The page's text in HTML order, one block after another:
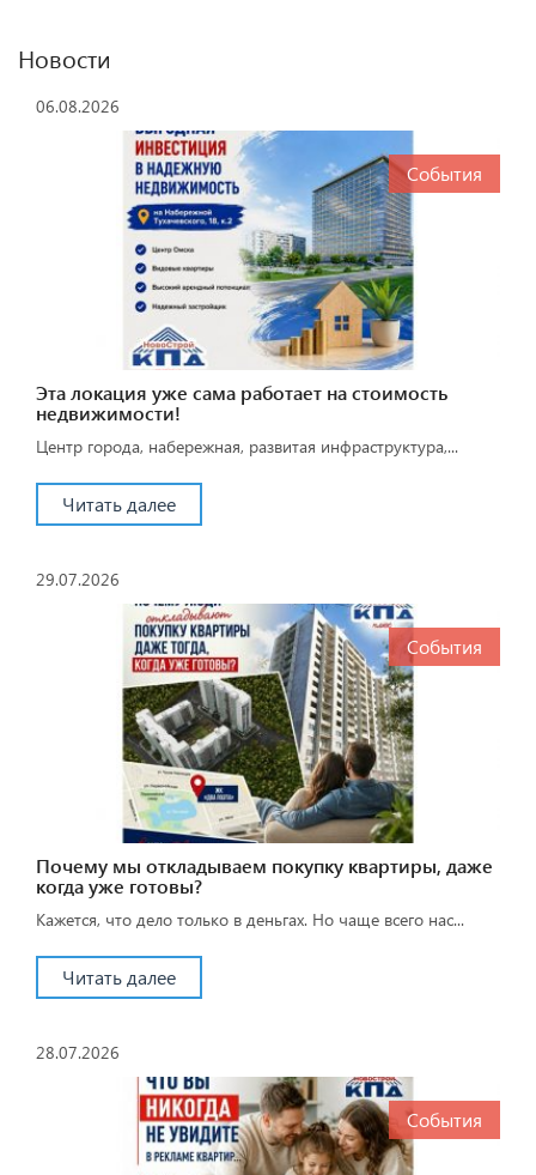
Новости
06.08.2026
События
Эта локация уже сама работает на стоимость
недвижимости!
Центр города, набережная, развитая инфраструктура,...
Читать далее
29.07.2026
События
Почему мы откладываем покупку квартиры, даже
когда уже готовы?
Кажется, что дело только в деньгах. Но чаще всего нас...
Читать далее
28.07.2026
События